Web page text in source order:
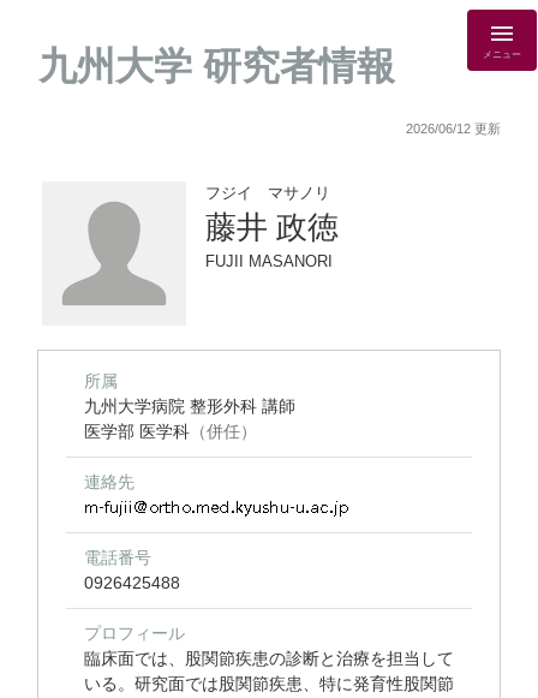
九州大学 研究者情報 メニュー
2026/06/12 更新
フジイ マサノリ
藤井 政徳
FUJII MASANORI
所属
九州大学病院 整形外科 講師
医学部 医学科 （併任）
連絡先
電話番号
0926425488
プロフィール
臨床面では、股関節疾患の診断と治療を担当して
いる。研究面では股関節疾患、特に発育性股関節